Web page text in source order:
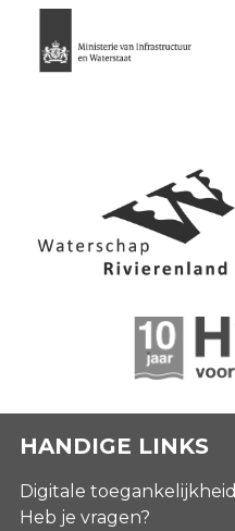
HANDIGE LINKS
Digitale toegankelijkheid
Heb je vragen?